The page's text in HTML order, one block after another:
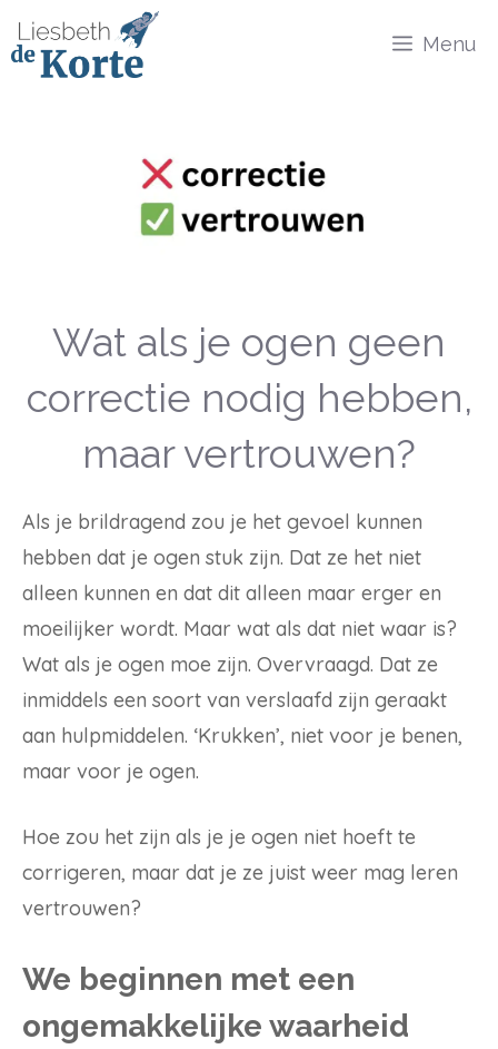
Ga
naar
Menu
Wat als je ogen geen
correctie nodig hebben,
maar vertrouwen?
Als je brildragend zou je het gevoel kunnen
hebben dat je ogen stuk zijn. Dat ze het niet
alleen kunnen en dat dit alleen maar erger en
moeilijker wordt. Maar wat als dat niet waar is?
Wat als je ogen moe zijn. Overvraagd. Dat ze
inmiddels een soort van verslaafd zijn geraakt
aan hulpmiddelen. ‘Krukken’, niet voor je benen,
maar voor je ogen.
Hoe zou het zijn als je je ogen niet hoeft te
corrigeren, maar dat je ze juist weer mag leren
vertrouwen?
We beginnen met een
ongemakkelijke waarheid